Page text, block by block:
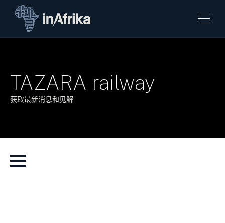
TAZARA railway
获取最新消息和见解